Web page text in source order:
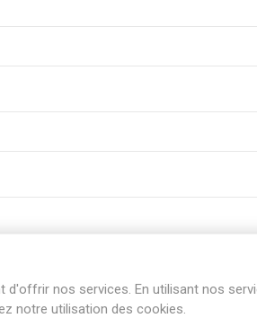
d'offrir nos services. En utilisant nos
notre utilisation des cookies.